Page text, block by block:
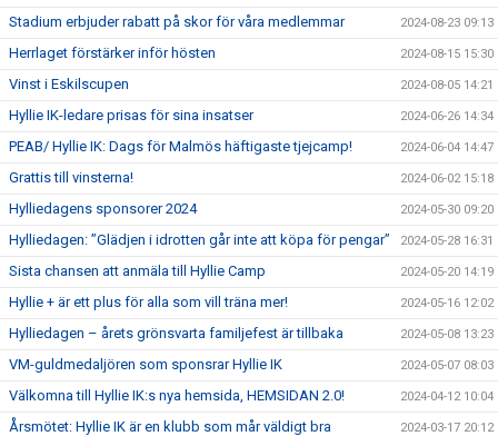
Stadium erbjuder rabatt på skor för våra medlemmar 2024-08-23 09:13
Herrlaget förstärker inför hösten 2024-08-15 15:30
Vinst i Eskilscupen 2024-08-05 14:21
Hyllie IK-ledare prisas för sina insatser 2024-06-26 14:34
PEAB/ Hyllie IK: Dags för Malmös häftigaste tjejcamp! 2024-06-04 14:47
Grattis till vinsterna! 2024-06-02 15:18
Hylliedagens sponsorer 2024 2024-05-30 09:20
Hylliedagen: ”Glädjen i idrotten går inte att köpa för pengar” 2024-05-28 16:31
Sista chansen att anmäla till Hyllie Camp 2024-05-20 14:19
Hyllie + är ett plus för alla som vill träna mer! 2024-05-16 12:02
Hylliedagen – årets grönsvarta familjefest är tillbaka 2024-05-08 13:23
VM-guldmedaljören som sponsrar Hyllie IK 2024-05-07 08:03
Välkomna till Hyllie IK:s nya hemsida, HEMSIDAN 2.0! 2024-04-12 10:04
Årsmötet: Hyllie IK är en klubb som mår väldigt bra 2024-03-17 20:12